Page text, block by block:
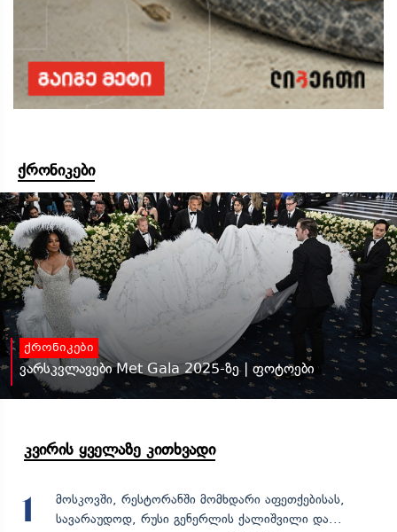
ქრონიკები
ქრონიკები
ვარსკვლავები Met Gala 2025-ზე | ფოტოები
კვირის ყველაზე კითხვადი
1
მოსკოვში, რესტორანში მომხდარი აფეთქებისას,
სავარაუდოდ, რუსი გენერლის ქალიშვილი და...